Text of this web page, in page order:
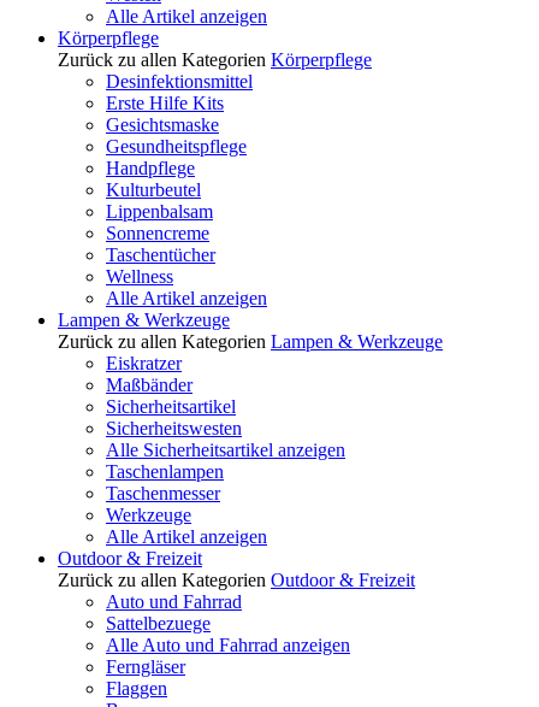
Alle Artikel anzeigen
Körperpflege
Zurück zu allen Kategorien Körperpflege
Desinfektionsmittel
Erste Hilfe Kits
Gesichtsmaske
Gesundheitspflege
Handpflege
Kulturbeutel
Lippenbalsam
Sonnencreme
Taschentücher
Wellness
Alle Artikel anzeigen
Lampen & Werkzeuge
Zurück zu allen Kategorien Lampen & Werkzeuge
Eiskratzer
Maßbänder
Sicherheitsartikel
Sicherheitswesten
Alle Sicherheitsartikel anzeigen
Taschenlampen
Taschenmesser
Werkzeuge
Alle Artikel anzeigen
Outdoor & Freizeit
Zurück zu allen Kategorien Outdoor & Freizeit
Auto und Fahrrad
Sattelbezuege
Alle Auto und Fahrrad anzeigen
Ferngläser
Flaggen